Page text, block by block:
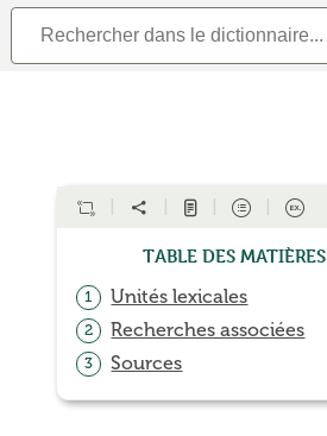
Table des matières
1 Unités lexicales
2 Recherches associées
3 Sources